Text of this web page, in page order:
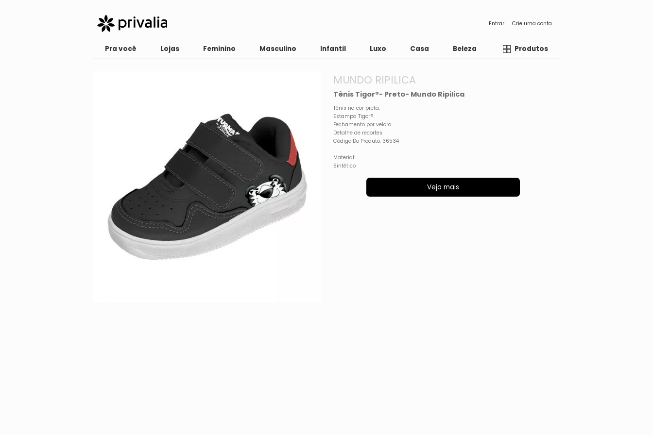
Entrar Crie uma conta
Pra você Lojas Feminino Masculino Infantil Luxo Casa Beleza LiquidaProdutos
MUNDO RIPILICA
Tênis Tigor®- Preto- Mundo Ripilica
Tênis na cor preta.
Estampa Tigor®.
Fechamento por velcro.
Detalhe de recortes.
Código Do Produto: 36534
Material:
Sintético
Veja mais